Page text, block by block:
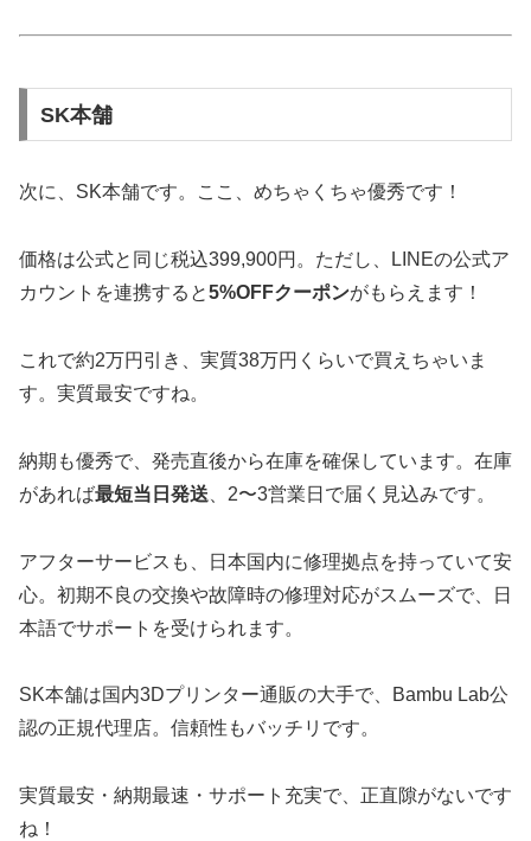
SK本舗
次に、SK本舗です。ここ、めちゃくちゃ優秀です！
価格は公式と同じ税込399,900円。ただし、LINEの公式ア
カウントを連携すると5%OFFクーポンがもらえます！
これで約2万円引き、実質38万円くらいで買えちゃいま
す。実質最安ですね。
納期も優秀で、発売直後から在庫を確保しています。在庫
があれば最短当日発送 、2〜3営業日で届く見込みです。
アフターサービスも、日本国内に修理拠点を持っていて安
心。初期不良の交換や故障時の修理対応がスムーズで、日
本語でサポートを受けられます。
SK本舗は国内3Dプリンター通販の大手で、Bambu Lab公
認の正規代理店。信頼性もバッチリです。
実質最安・納期最速・サポート充実で、正直隙がないです
ね！